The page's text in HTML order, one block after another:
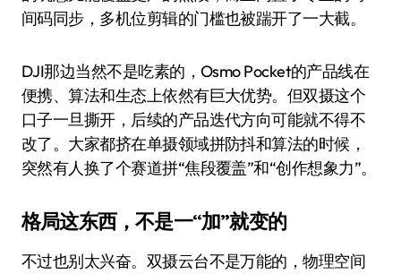
间码同步，多机位剪辑的门槛也被踹开了一大截。
DJI那边当然不是吃素的，Osmo Pocket的产品线在
便携、算法和生态上依然有巨大优势。但双摄这个
口子一旦撕开，后续的产品迭代方向可能就不得不
改了。大家都挤在单摄领域拼防抖和算法的时候，
突然有人换了个赛道拼“焦段覆盖”和“创作想象力”。
格局这东西，不是一“加”就变的
不过也别太兴奋。双摄云台不是万能的，物理空间